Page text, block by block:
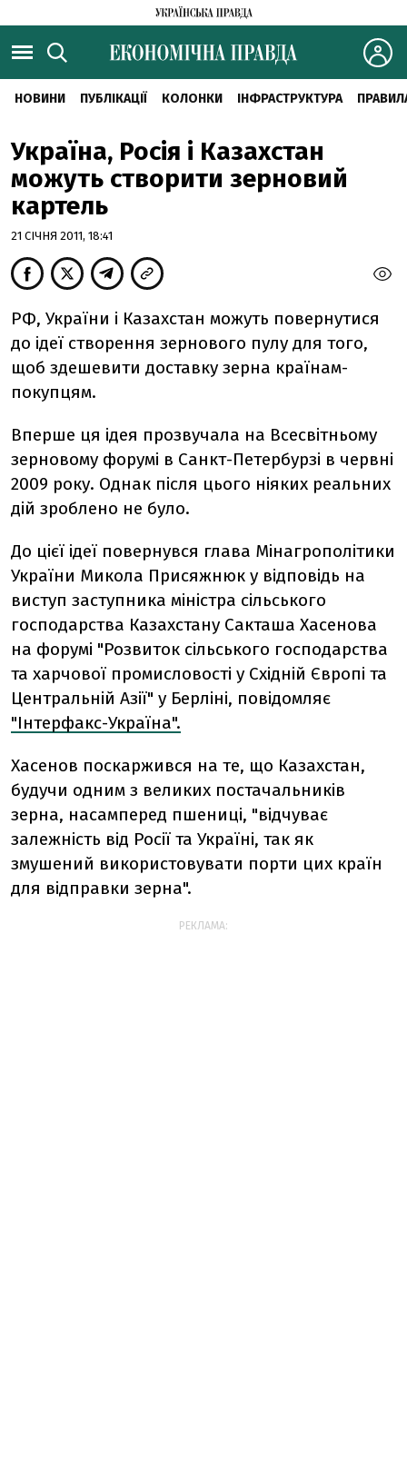
НОВИНИ ПУБЛІКАЦІЇ КОЛОНКИ ІНФРАСТРУКТУРА
Україна, Росія і Казахстан
можуть створити зерновий
картель
21 СІЧНЯ 2011, 18:41
РФ, України і Казахстан можуть повернутися
до ідеї створення зернового пулу для того,
щоб здешевити доставку зерна країнам-
покупцям.
Вперше ця ідея прозвучала на Всесвітньому
зерновому форумі в Санкт-Петербурзі в червні
2009 року. Однак після цього ніяких реальних
дій зроблено не було.
До цієї ідеї повернувся глава Мінагрополітики
України Микола Присяжнюк у відповідь на
виступ заступника міністра сільського
господарства Казахстану Сакташа Хасенова
на форумі "Розвиток сільського господарства
та харчової промисловості у Східній Європі та
Центральній Азії" у Берліні, повідомляє
"Інтерфакс-Україна".
Хасенов поскаржився на те, що Казахстан,
будучи одним з великих постачальників
зерна, насамперед пшениці, "відчуває
залежність від Росії та Україні, так як
змушений використовувати порти цих країн
для відправки зерна".
РЕКЛАМА: